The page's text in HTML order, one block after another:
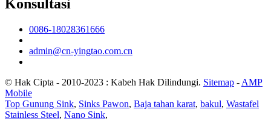
Konsultasi
0086-18028361666
admin@cn-yingtao.com.cn
© Hak Cipta - 2010-2023 : Kabeh Hak Dilindungi. Sitemap - AMP
Mobile
Top Gunung Sink, Sinks Pawon, Baja tahan karat, bakul, Wastafel
Stainless Steel, Nano Sink,